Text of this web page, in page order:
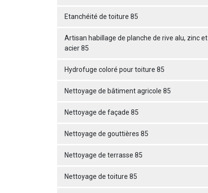
Etanchéité de toiture 85
Artisan habillage de planche de rive alu, zinc et
acier 85
Hydrofuge coloré pour toiture 85
Nettoyage de bâtiment agricole 85
Nettoyage de façade 85
Nettoyage de gouttières 85
Nettoyage de terrasse 85
Nettoyage de toiture 85